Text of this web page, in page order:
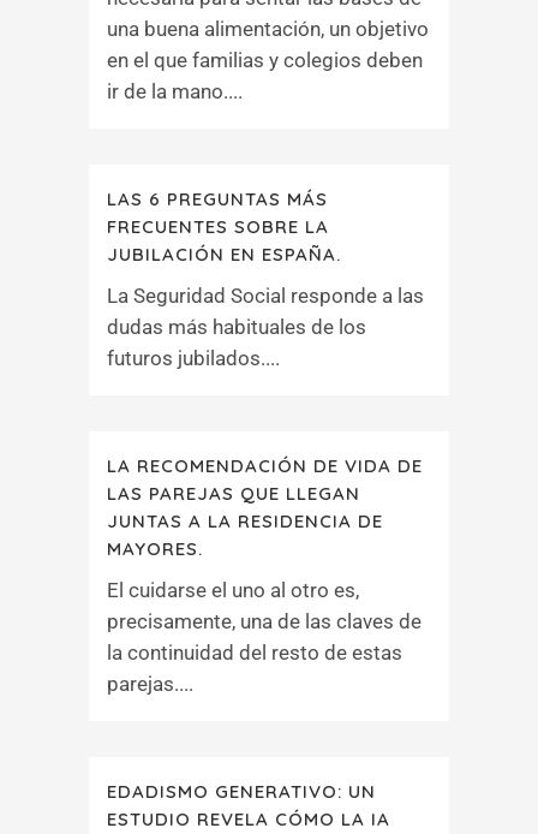
una buena alimentación, un objetivo
en el que familias y colegios deben
ir de la mano....
LAS 6 PREGUNTAS MÁS
FRECUENTES SOBRE LA
JUBILACIÓN EN ESPAÑA.
La Seguridad Social responde a las
dudas más habituales de los
futuros jubilados....
LA RECOMENDACIÓN DE VIDA DE
LAS PAREJAS QUE LLEGAN
JUNTAS A LA RESIDENCIA DE
MAYORES.
El cuidarse el uno al otro es,
precisamente, una de las claves de
la continuidad del resto de estas
parejas....
EDADISMO GENERATIVO: UN
ESTUDIO REVELA CÓMO LA IA